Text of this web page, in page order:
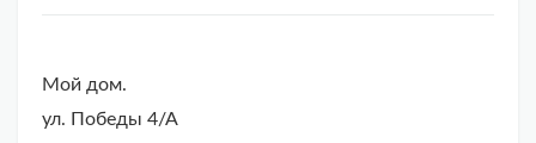
Мой дом.
ул. Победы 4/А